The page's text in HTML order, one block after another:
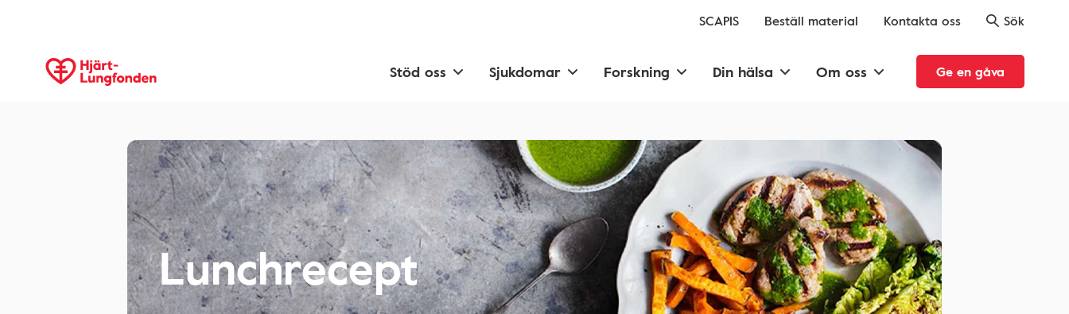
SCAPIS Beställ material Kontakta oss Sök
Stöd oss Sjukdomar Forskning Din hälsa Om oss Ge en gåva
Lunchrecept